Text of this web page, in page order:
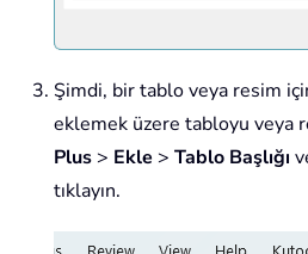
Şimdi, bir tablo veya resim
eklemek üzere tabloyu veya
Plus > Ekle > Tablo Başlığı
tıklayın.